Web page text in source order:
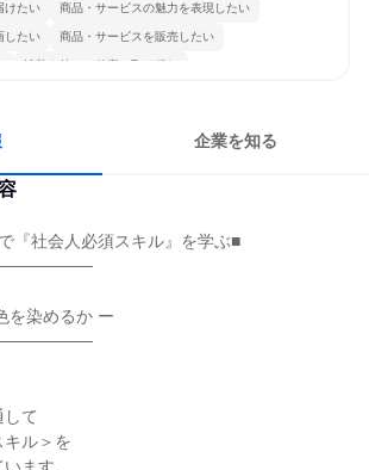
けたい 商品・サービスの魅力を表現したい
したい 商品・サービスを販売したい
情熱を持って仕事に取り組む
企業を知る
『社会人必須スキル』を学ぶ■
を染めるか ー
て
キル＞を